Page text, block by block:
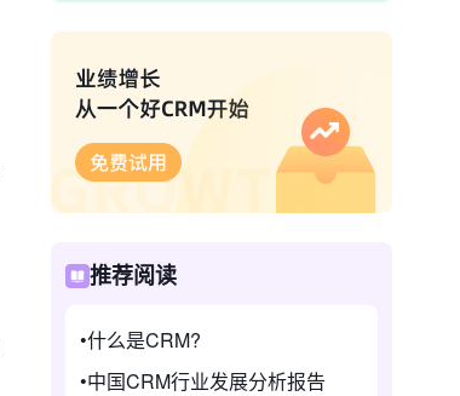
推荐阅读
什么是CRM?
中国CRM行业发展分析报告